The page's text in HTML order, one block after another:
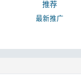
推荐
最新推广